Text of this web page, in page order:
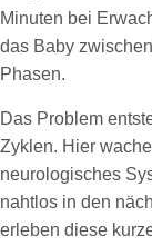
Minuten bei
das Baby
Phasen.
Das Problem
Zyklen. Hier
neurologisches
nahtlos in den
erleben diese